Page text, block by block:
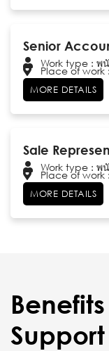
Senior
Work type : พ
Place of work
MORE DETAILS
Sale
Work type : พ
Place of work
MORE DETAILS
Support